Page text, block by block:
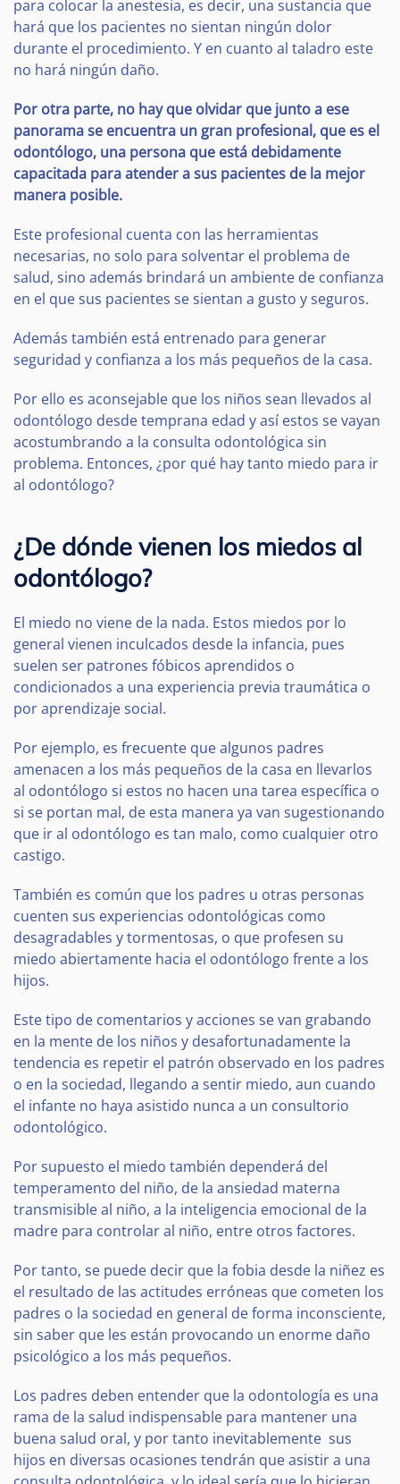
para colocar la anestesia, es decir, una sustancia que
hará que los pacientes no sientan ningún dolor
durante el procedimiento. Y en cuanto al taladro este
no hará ningún daño.
Por otra parte, no hay que olvidar que junto a ese
panorama se encuentra un gran profesional, que es el
odontólogo, una persona que está debidamente
capacitada para atender a sus pacientes de la mejor
manera posible.
Este profesional cuenta con las herramientas
necesarias, no solo para solventar el problema de
salud, sino además brindará un ambiente de confianza
en el que sus pacientes se sientan a gusto y seguros.
Además también está entrenado para generar
seguridad y confianza a los más pequeños de la casa.
Por ello es aconsejable que los niños sean llevados al
odontólogo desde temprana edad y así estos se vayan
acostumbrando a la consulta odontológica sin
problema. Entonces, ¿por qué hay tanto miedo para ir
al odontólogo?
¿De dónde vienen los miedos al
odontólogo?
El miedo no viene de la nada. Estos miedos por lo
general vienen inculcados desde la infancia, pues
suelen ser patrones fóbicos aprendidos o
condicionados a una experiencia previa traumática o
por aprendizaje social.
Por ejemplo, es frecuente que algunos padres
amenacen a los más pequeños de la casa en llevarlos
al odontólogo si estos no hacen una tarea específica o
si se portan mal, de esta manera ya van sugestionando
que ir al odontólogo es tan malo, como cualquier otro
castigo.
También es común que los padres u otras personas
cuenten sus experiencias odontológicas como
desagradables y tormentosas, o que profesen su
miedo abiertamente hacia el odontólogo frente a los
hijos.
Este tipo de comentarios y acciones se van grabando
en la mente de los niños y desafortunadamente la
tendencia es repetir el patrón observado en los padres
o en la sociedad, llegando a sentir miedo, aun cuando
el infante no haya asistido nunca a un consultorio
odontológico.
Por supuesto el miedo también dependerá del
temperamento del niño, de la ansiedad materna
transmisible al niño, a la inteligencia emocional de la
madre para controlar al niño, entre otros factores.
Por tanto, se puede decir que la fobia desde la niñez es
el resultado de las actitudes erróneas que cometen los
padres o la sociedad en general de forma inconsciente,
sin saber que les están provocando un enorme daño
psicológico a los más pequeños.
Los padres deben entender que la odontología es una
rama de la salud indispensable para mantener una
buena salud oral, y por tanto inevitablemente sus
hijos en diversas ocasiones tendrán que asistir a una